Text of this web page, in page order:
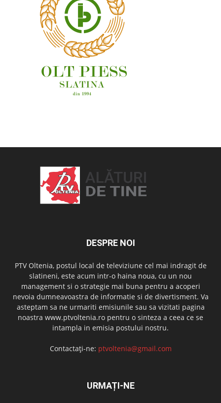
DESPRE NOI
PTV Oltenia, postul local de televiziune cel mai indragit de
slatineni, este acum intr-o haina noua, cu un nou
management si o strategie mai buna pentru a acoperi
nevoia dumneavoastra de informatie si de divertisment. Va
asteptam sa ne urmariti emisiunile sau sa vizitati pagina
noastra www.ptvoltenia.ro pentru o sinteza a ceea ce se
intampla in emisia postului nostru.
Contactați-ne: ptvoltenia@gmail.com
URMAȚI-NE